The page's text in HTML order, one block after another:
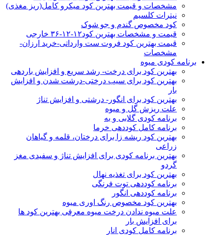
مشخصات و قیمت بهترین کود میکرو کامل(ریز مغذی)
نیترات کلسیم
کود مخصوص گندم و جو شوک
قیمت و مشخصات بهترین کود۱۲-۱۲-۳۶ خارجی
قیمت بهترین کود فروت ست وارداتی-خرید ارزان-
مشخصات
برنامه کودی میوه
بهترین کود برای درخت- رشد سریع و افزایش باردهی
بهترین کود برای سیب درختی-درشت شدن و افزایش
بار
بهترین کود برای انگور- درشتی و افزایش تناژ
علت ریزش گل و میوه
برنامه کودی گلابی و به
برنامه کامل کوددهی خرما
بهترین کود ریشه زا برای درختان، قلمه و گیاهان
زراعی
بهترین برنامه کودی برای افزایش تناژ و سفیدی مغز
گردو
بهترین کود برای تغذیه نهال
برنامه کوددهی توت فرنگی
برنامه کوددهی انگور
بهترین کود مخصوص رنگ اوری میوه
علت میوه ندادن درخت میوه معرفی بهترین کود ها
برای افزایش بار
برنامه کامل کودی انار